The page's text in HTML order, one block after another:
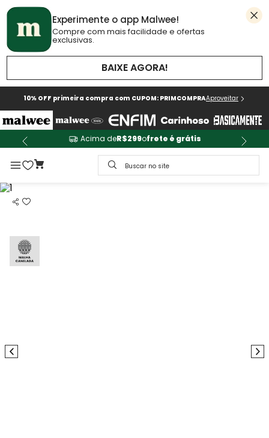
Experimente o app Malwee!
Compre com mais facilidade e ofertas
exclusivas.
BAIXE AGORA!
10% OFF primeira compra com CUPOM: PRIMCOMPRAAproveitar
Acima deR$299ofrete é grátis
Buscar no site